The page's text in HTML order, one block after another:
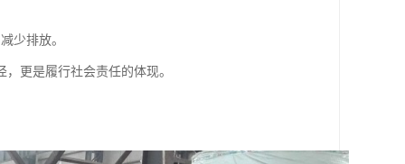
少排放。
更是履行社会责任的体现。